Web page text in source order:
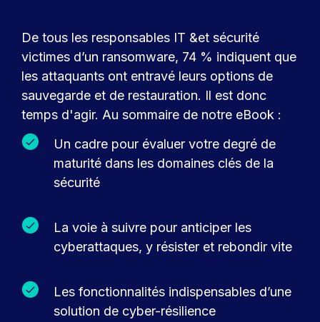
De tous les responsables IT &et sécurité
victimes d’un ransomware, 74 % indiquent que
les attaquants ont entravé leurs options de
sauvegarde et de restauration. Il est donc
temps d'agir. Au sommaire de notre eBook :
Un cadre pour évaluer votre degré de
maturité dans les domaines clés de la
sécurité
La voie à suivre pour anticiper les
cyberattaques, y résister et rebondir vite
Les fonctionnalités indispensables d’une
solution de cyber-résilience